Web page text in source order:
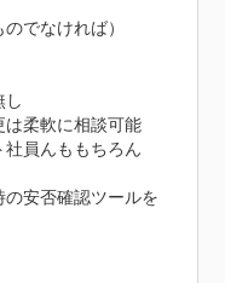
でなければ）
し
は柔軟に相談可能
社員んももちろん
の安否確認ツールを